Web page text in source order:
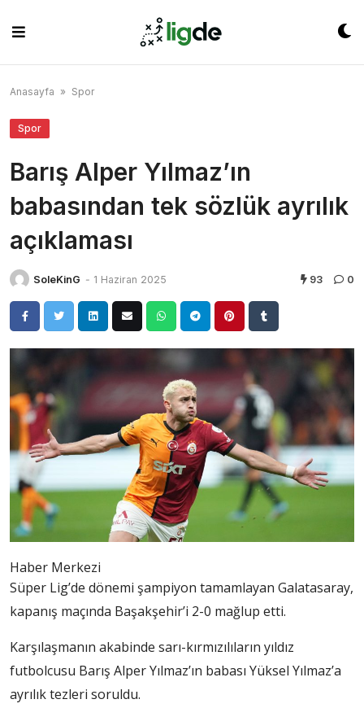
content
Anasayfa » Spor
Spor
Barış Alper Yılmaz’ın
babasından tek sözlük ayrılık
açıklaması
SoleKinG - 1 Haziran 2025 93 0
Haber Merkezi
Süper Lig’de dönemi şampiyon tamamlayan Galatasaray,
kapanış maçında Başakşehir’i 2-0 mağlup etti.
Karşılaşmanın akabinde sarı-kırmızılıların yıldız
futbolcusu Barış Alper Yılmaz’ın babası Yüksel Yılmaz’a
ayrılık tezleri soruldu.